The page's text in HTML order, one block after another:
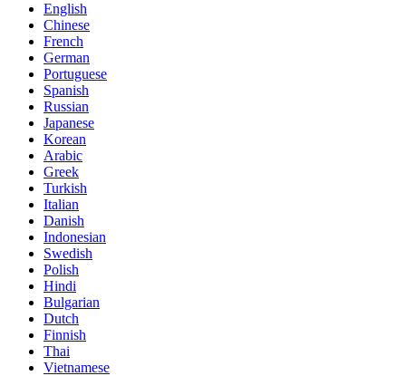
English
Chinese
French
German
Portuguese
Spanish
Russian
Japanese
Korean
Arabic
Greek
Turkish
Italian
Danish
Indonesian
Swedish
Polish
Hindi
Bulgarian
Dutch
Finnish
Thai
Vietnamese